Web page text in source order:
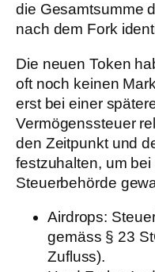
die Gesamtsumme
nach dem Fork
Die neuen Token
oft noch keinen
erst bei einer
Vermögenssteuer
den Zeitpunkt und
festzuhalten, um
Steuerbehörde
Airdrops:
gemäss § 23
Zufluss).